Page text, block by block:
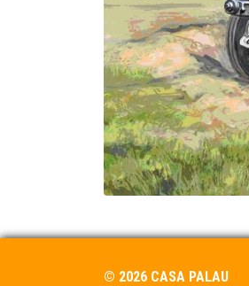
© 2026 CASA PALAU